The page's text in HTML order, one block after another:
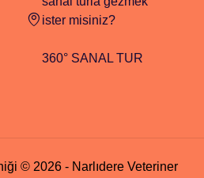
ister misiniz?
360° SANAL TUR
© 2026 - Narlıdere Veteriner